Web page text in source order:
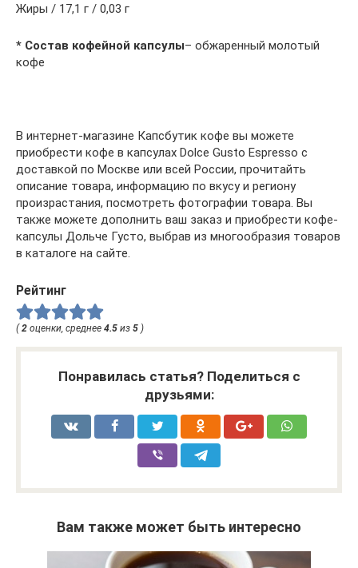
Жиры / 17,1 г / 0,03 г
* Состав кофейной капсулы– обжаренный молотый
кофе
В интернет-магазине Капсбутик кофе вы можете
приобрести кофе в капсулах Dolce Gusto Espresso с
доставкой по Москве или всей России, прочитайть
описание товара, информацию по вкусу и региону
произрастания, посмотреть фотографии товара. Вы
также можете дополнить ваш заказ и приобрести кофе-
капсулы Дольче Густо, выбрав из многообразия товаров
в каталоге на сайте.
Рейтинг
( 2 оценки, среднее 4.5 из 5 )
Понравилась статья? Поделиться с
друзьями:
Вам также может быть интересно